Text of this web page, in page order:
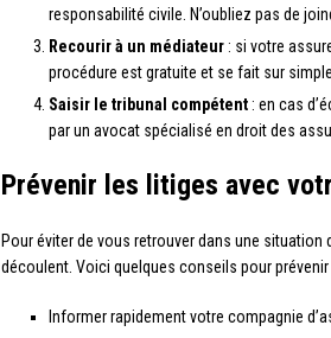
responsabilité civile. N’oubliez pas de
Recourir à un médiateur : si votre
procédure est gratuite et se fait sur
Saisir le tribunal compétent : en cas
par un avocat spécialisé en droit des
Prévenir les litiges avec
Pour éviter de vous retrouver dans une
découlent. Voici quelques conseils pour
Informer rapidement votre compagnie